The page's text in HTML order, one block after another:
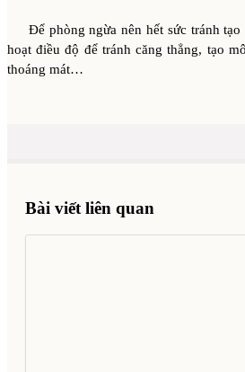
Để phòng ngừa nên hết sức tránh tạo
hoạt điều độ để tránh căng thẳng, tạo
thoáng mát…
Bài viết liên quan